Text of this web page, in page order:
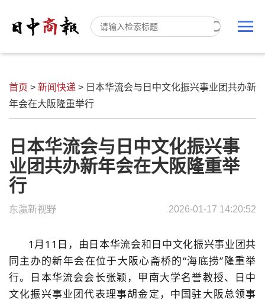
首页 > 新闻快递 > 日本华流会与日中文化振兴事业团共办新
年会在大阪隆重举行
日本华流会与日中文化振兴事
业团共办新年会在大阪隆重举
行
东瀛新视野 2026-01-17 14:20:52
1 月 11 日，由 日本华流会和日中文化振兴事业团共
同主办的新年会在位于大阪心斋桥的“海底捞”隆重举
行。日本华流会会长张颖，甲南大学名誉教授、日中
文化振兴事业团代表理事胡金定，中国驻大阪总领事